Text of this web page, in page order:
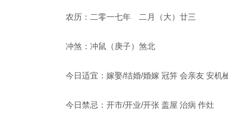
农历：二零一七年 二月（大）廿三
冲煞：冲鼠（庚子）煞北
今日适宜：嫁娶/结婚/婚嫁 冠笄 会亲友 安机
今日禁忌：开市/开业/开张 盖屋 治病 作灶